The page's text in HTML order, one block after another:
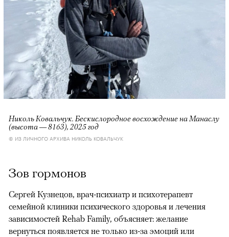
Николь Ковальчук. Бескислородное восхождение на Манаслу
(высота — 8163), 2025 год
© ИЗ ЛИЧНОГО АРХИВА НИКОЛЬ КОВАЛЬЧУК
Зов гормонов
Сергей Кузнецов, врач-психиатр и психотерапевт
семейной клиники психического здоровья и лечения
зависимостей Rehab Family, объясняет: желание
вернуться появляется не только из-за эмоций или